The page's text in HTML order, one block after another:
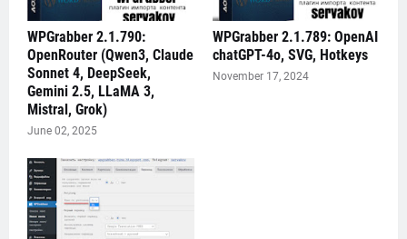
WPGrabber 2.1.790:
OpenRouter (Qwen3, Claude
Sonnet 4, DeepSeek,
Gemini 2.5, LLaMA 3,
Mistral, Grok)
June 02, 2025
WPGrabber 2.1.789: OpenAI
chatGPT-4o, SVG, Hotkeys
November 17, 2024